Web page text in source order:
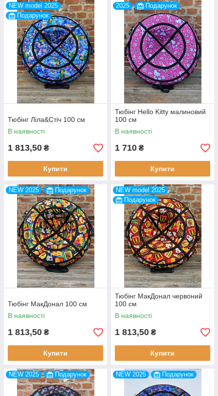
NEW model 2025
Подарунок
Тюбінг Ліла&Стіч 100 см
В наявності
1 813,50 ₴
Купити
2025 Подарунок
Тюбінг Hello Kitty малиновий
100 см
В наявності
1 710 ₴
Купити
NEW 2025 Подарунок
Тюбінг МакДонал 100 см
В наявності
1 813,50 ₴
Купити
NEW model 2025
Подарунок
Тюбінг МакДонал червоний
100 см
В наявності
1 813,50 ₴
Купити
NEW 2025 Подарунок NEW 2025 Подарунок